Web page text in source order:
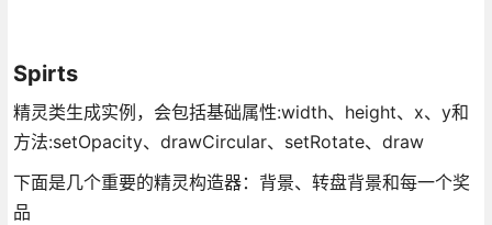
Spirts
精灵类生成实例，会包括基础属性:width、height、x、y和
方法:setOpacity、drawCircular、setRotate、draw
下面是几个重要的精灵构造器：背景、转盘背景和每一个奖
品